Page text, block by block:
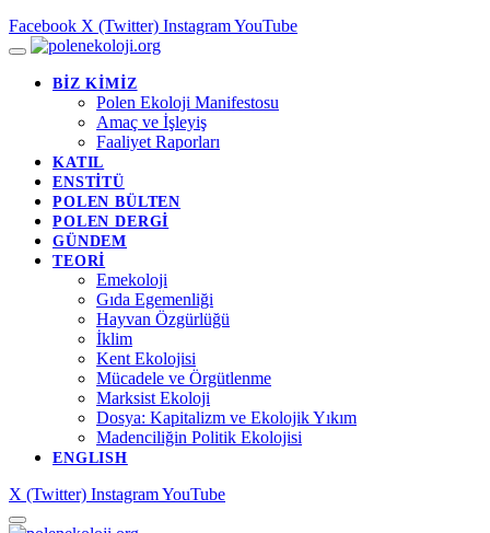
Facebook X (Twitter) InstagramYouTube
BİZ KİMİZ
Polen Ekoloji Manifestosu
Amaç ve İşleyiş
Faaliyet Raporları
KATIL
ENSTİTÜ
POLEN BÜLTEN
POLEN DERGİ
GÜNDEM
TEORİ
Emekoloji
Gıda Egemenliği
Hayvan Özgürlüğü
İklim
Kent Ekolojisi
Mücadele ve Örgütlenme
Marksist Ekoloji
Dosya: Kapitalizm ve Ekolojik Yıkım
Madenciliğin Politik Ekolojisi
ENGLISH
X (Twitter) InstagramYouTube